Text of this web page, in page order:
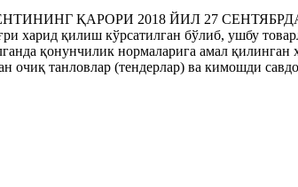
ҚАРОРИ 2018 ЙИЛ 27
харид қилиш кўрсатилган бўлиб, ушбу
қонунчилик нормаларига амал
очиқ танловлар (тендерлар) ва кимошди